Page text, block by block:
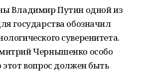
Владимир Путин одной из
государства обозначил
суверенитета.
Чернышенко особо
вопрос должен быть